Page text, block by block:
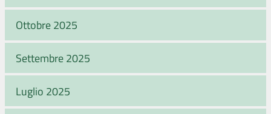
Ottobre 2025
Settembre 2025
Luglio 2025